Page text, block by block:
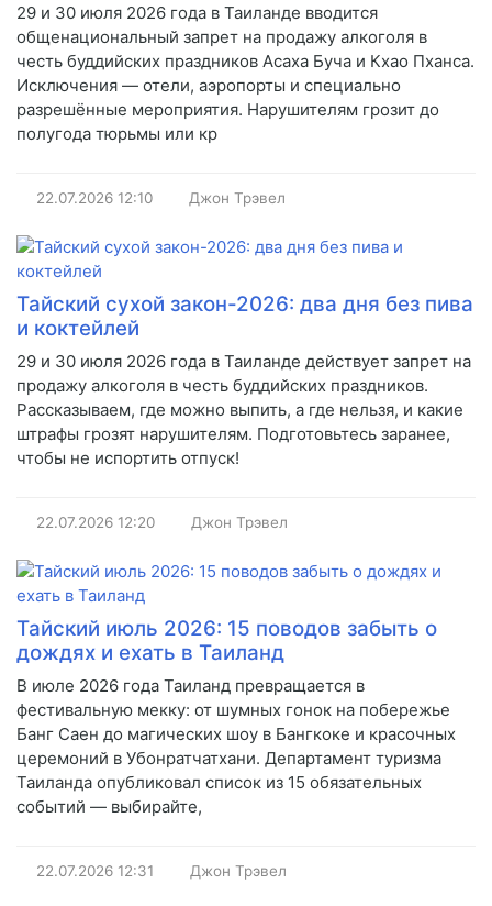
29 и 30 июля 2026 года в Таиланде вводится
общенациональный запрет на продажу алкоголя в
честь буддийских праздников Асаха Буча и Кхао Пханса.
Исключения — отели, аэропорты и специально
разрешённые мероприятия. Нарушителям грозит до
полугода тюрьмы или кр
22.07.2026 12:10 Джон Трэвел
Тайский сухой закон-2026: два дня без пива
и коктейлей
29 и 30 июля 2026 года в Таиланде действует запрет на
продажу алкоголя в честь буддийских праздников.
Рассказываем, где можно выпить, а где нельзя, и какие
штрафы грозят нарушителям. Подготовьтесь заранее,
чтобы не испортить отпуск!
22.07.2026 12:20 Джон Трэвел
Тайский июль 2026: 15 поводов забыть о
дождях и ехать в Таиланд
В июле 2026 года Таиланд превращается в
фестивальную мекку: от шумных гонок на побережье
Банг Саен до магических шоу в Бангкоке и красочных
церемоний в Убонратчатхани. Департамент туризма
Таиланда опубликовал список из 15 обязательных
событий — выбирайте,
22.07.2026 12:31 Джон Трэвел